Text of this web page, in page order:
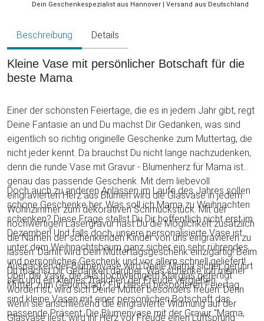
Dein Geschenkespezialist aus Hannover | Versand aus Deutschland
Beschreibung Details
Kleine Vase mit persönlicher Botschaft für die
beste Mama
Einer der schönsten Feiertage, die es in jedem Jahr gibt, regt
Deine Fantasie an und Du machst Dir Gedanken, was sind
eigentlich so richtig originelle Geschenke zum Muttertag, die
nicht jeder kennt. Da brauchst Du nicht lange nachzudenken,
denn die runde Vase mit Gravur - Blumenherz für Mama ist
genau das passende Geschenk. Mit dem liebevoll
eingravierten Herz aus Blumen wird die Glasvase in jedem
Wohnzimmer zum dekorativen Schmuckstück. Mit der
hochwertigen Lasergravur hast Du die Möglichkeit zusätzlich
die Namen der schenkenden Kinder von uns eingravieren zu
lassen. Damit wird Dein Muttertagsgeschenk einzigartig! Beim
Auspacken der Blumenvase wird Deine Mama sicher gerührt
sein und ein kleines Tränchen der Freude vergießen.
Doch auch zu anderen Anlässen im Laufe des Jahres sollen
schöne Geschenke her. Was soll ich Mama zu Weihnachten
schenken? Diese Frage stellst Du Dir hoffentlich nicht erst im
Dezember! Und falls doch, unsere personalisierte Vase ist
unter dem Weihnachtsbaum ganz sicher ein sehr rührendes
und persönliches Geschenk und vor allem schnell geliefert!
Über die Vase, die aus hochwertigem Klarglas gefertigt
worden ist, wird sich Deine Mutter besonders freuen. Denn
wenn sie anschließend die eingravierte Widmung auf der
Glasvase liest, wird ihr Herz vor Freude einen Luftsprung
Du machst Dir Gedanken darüber: Was schenke ich meiner
Mutter zum Geburtstag? Für diesen besonderen Feiertag
sind kleine Vasen mit einer persönlichen Botschaft das
passende Präsent. Die Blumenvase mit der Gravur "Mama,